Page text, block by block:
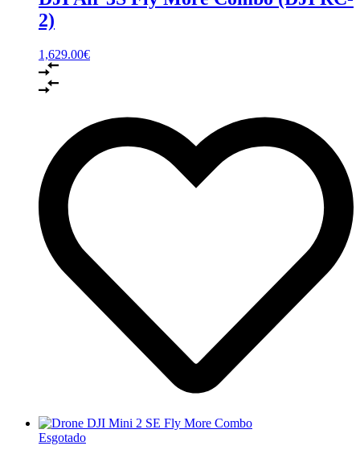
2)
1,629.00€
Esgotado